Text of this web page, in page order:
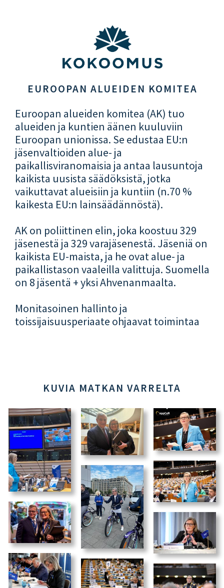
EUROOPAN ALUEIDEN KOMITEA
Euroopan alueiden komitea (AK) tuo
alueiden ja kuntien äänen kuuluviin
Euroopan unionissa. Se edustaa EU:n
jäsenvaltioiden alue- ja
paikallisviranomaisia ja antaa lausuntoja
kaikista uusista säädöksistä, jotka
vaikuttavat alueisiin ja kuntiin (n.70 %
kaikesta EU:n lainsäädännöstä).
AK on poliittinen elin, joka koostuu 329
jäsenestä ja 329 varajäsenestä. Jäseniä on
kaikista EU-maista, ja he ovat alue- ja
paikallistason vaaleilla valittuja. Suomella
on 8 jäsentä + yksi Ahvenanmaalta.
Monitasoinen hallinto ja
toissijaisuusperiaate ohjaavat toimintaa
KUVIA MATKAN VARRELTA